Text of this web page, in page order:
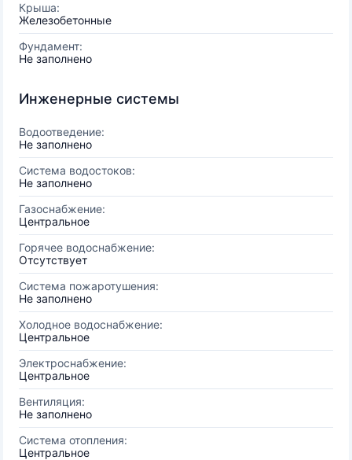
Крыша:
Железобетонные
Фундамент:
Не заполнено
Инженерные системы
Водоотведение:
Не заполнено
Система водостоков:
Не заполнено
Газоснабжение:
Центральное
Горячее водоснабжение:
Отсутствует
Система пожаротушения:
Не заполнено
Холодное водоснабжение:
Центральное
Электроснабжение:
Центральное
Вентиляция:
Не заполнено
Система отопления:
Центральное